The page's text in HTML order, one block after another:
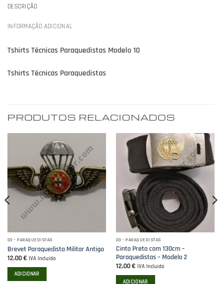
DESCRIÇÃO
INFORMAÇÃO ADICIONAL
Tshirts Técnicas Paraquedistas Modelo 10
Tshirts Técnicas Paraquedistas
PRODUTOS RELACIONADOS
03 - PARAQUEDISTAS
Brevet Paraquedista Militar Antigo
12,00€ IVA Incluído
ADICIONAR
03 - PARAQUEDISTAS
Cinto Preto com 130cm –
Paraquedistas – Modelo 2
12,00€ IVA Incluído
ADICIONAR